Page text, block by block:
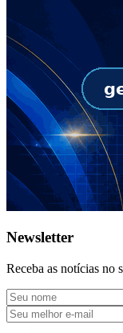
Newsletter
Receba as notícias no